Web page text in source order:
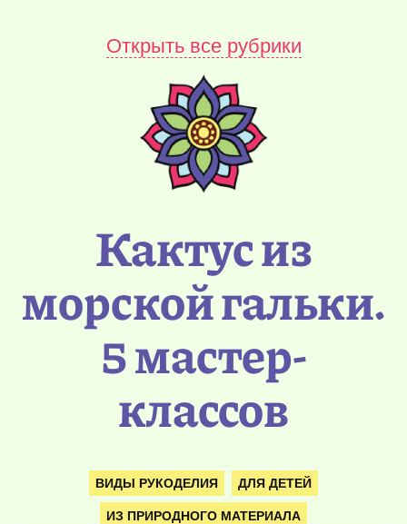
Открыть все рубрики
Кактус из
морской гальки.
5 мастер-
классов
ВИДЫ РУКОДЕЛИЯ ДЛЯ ДЕТЕЙ
ИЗ ПРИРОДНОГО МАТЕРИАЛА